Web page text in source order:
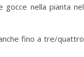
gocce nella pianta nel
fino a tre/quattro